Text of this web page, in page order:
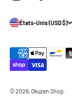
États-Unis (USD $)
© 2026, Okuzen Shop .